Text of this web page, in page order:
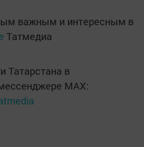
важным и интересным в
Татмедиа
Татарстана в
MАХ: